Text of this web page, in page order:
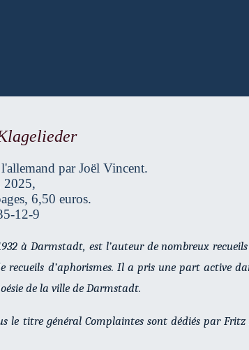
par Joël Vincent.
2025,
6,50 euros.
12-9
à Darmstadt, est l’auteur de nombreux
recueils d’aphorismes. Il a pris une part active
de la ville de Darmstadt.
le titre général Complaintessont dédiés par Fritz